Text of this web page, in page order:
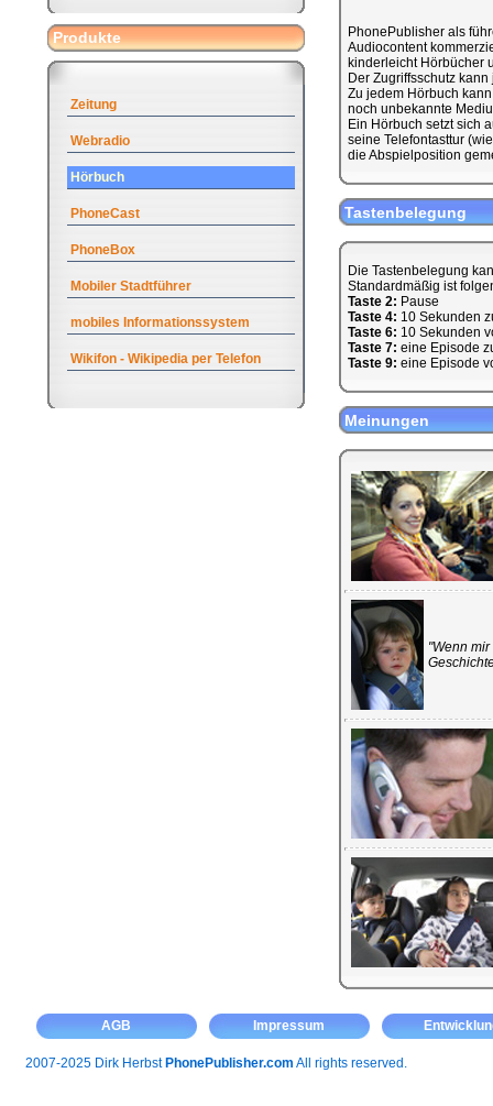
Produkte
Zeitung
Webradio
Hörbuch
PhoneCast
PhoneBox
Mobiler Stadtführer
mobiles Informationssystem
Wikifon - Wikipedia per Telefon
PhonePublisher als
Audiocontent
kinderleicht Hörbücher
Der Zugriffsschutz
Zu jedem Hörbuch
noch unbekannte
Ein Hörbuch setzt sich
seine Telefontasttur
die Abspielposition
Tastenbelegung
Die Tastenbelegung
Standardmäßig ist
Taste 2: Pause
Taste 4: 10 Sekunden
Taste 6: 10 Sekunden
Taste 7: eine Episode
Taste 9: eine Episode
Meinungen
"Wenn
AGB Impressum
2007-2025 Dirk Herbst PhonePublisher.com All rights reserved.